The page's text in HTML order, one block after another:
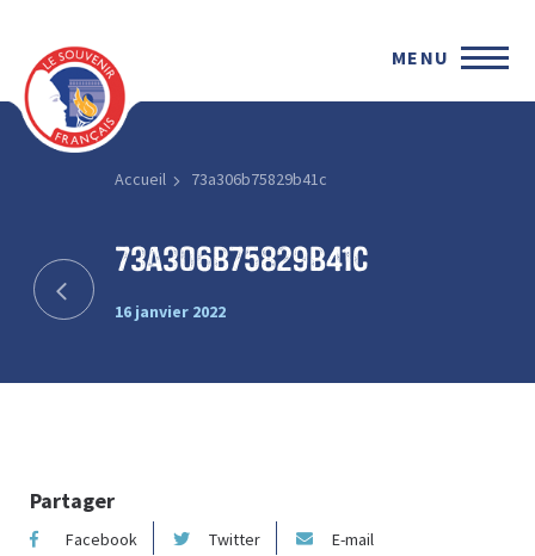
MENU
Accueil 73a306b75829b41c
73a306b75829b41c
16 janvier 2022
Partager
Facebook Twitter E-mail